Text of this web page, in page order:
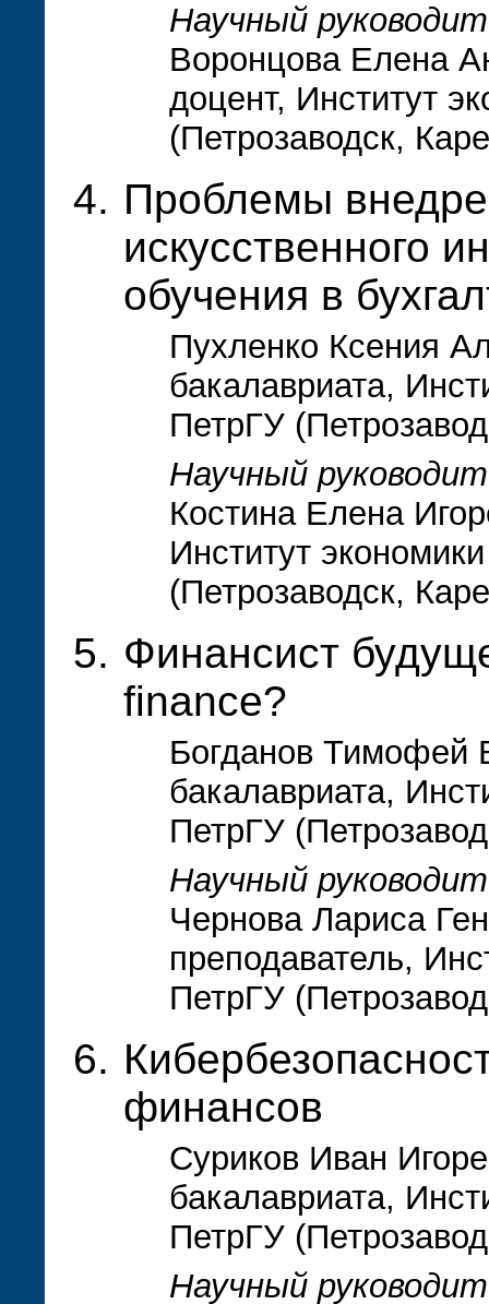
Научный
Воронцова Елена
доцент, Институт
(Петрозаводск,
Проблемы
искусственного
обучения в
Пухленко Ксения
бакалавриата,
ПетрГУ
Научный
Костина Елена
Институт
(Петрозаводск,
Финансист
finance?
Богданов Тимофей
бакалавриата,
ПетрГУ
Научный
Чернова Лариса
преподаватель,
ПетрГУ
финансов
Суриков Иван
бакалавриата,
ПетрГУ
Научный